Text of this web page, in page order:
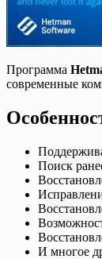
Программа
современные
Поиск
И многое